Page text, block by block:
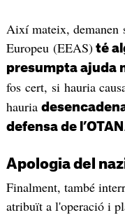
Així mateix, demanen
Europeu (EEAS)té
presumpta ajuda
fos cert, si hauria
hauria
defensa de l’OTAN .
Apologia del
Finalment, també
atribuït a l'operació i